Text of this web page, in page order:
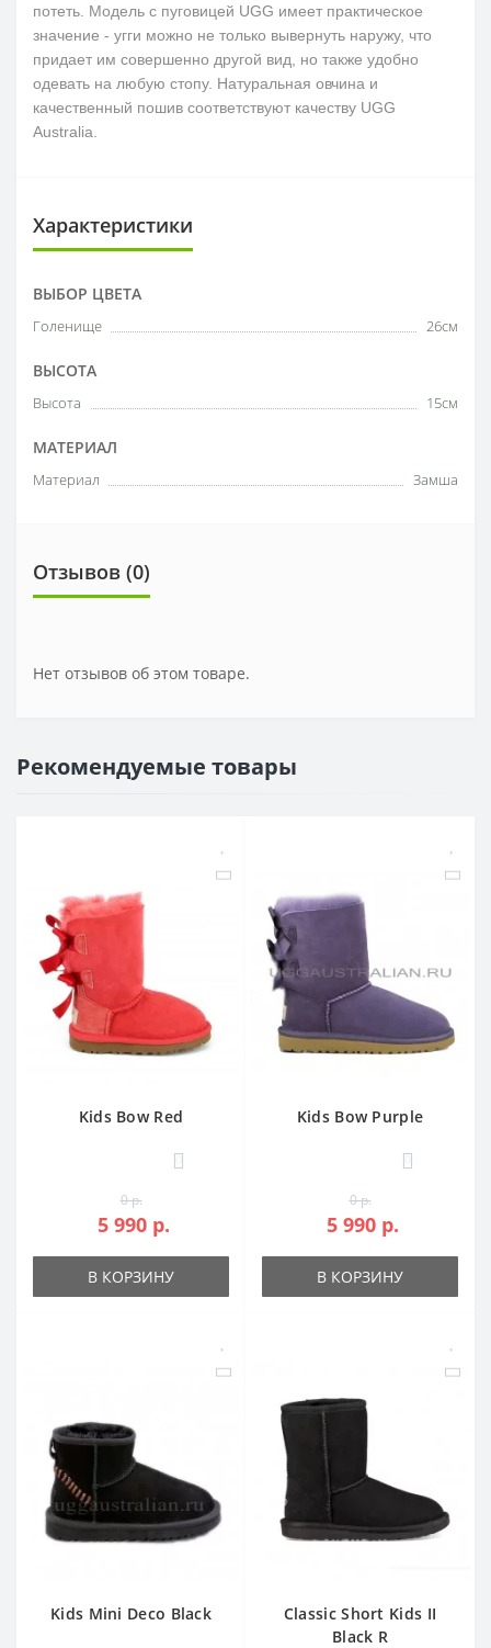
потеть. Модель с пуговицей UGG имеет практическое
значение - угги можно не только вывернуть наружу, что
придает им совершенно другой вид, но также удобно
одевать на любую стопу. Натуральная овчина и
качественный пошив соответствуют качеству UGG
Australia.
Характеристики
ВЫБОР ЦВЕТА
Голенище 26см
ВЫСОТА
Высота 15см
МАТЕРИАЛ
Материал Замша
Отзывов (0)
Нет отзывов об этом товаре.
Рекомендуемые товары
Kids Bow Red
0
0 р.
5 990 р.
В КОРЗИНУ
Kids Bow Purple
0
0 р.
5 990 р.
В КОРЗИНУ
Kids Mini Deco Black
Classic Short Kids II
Black R